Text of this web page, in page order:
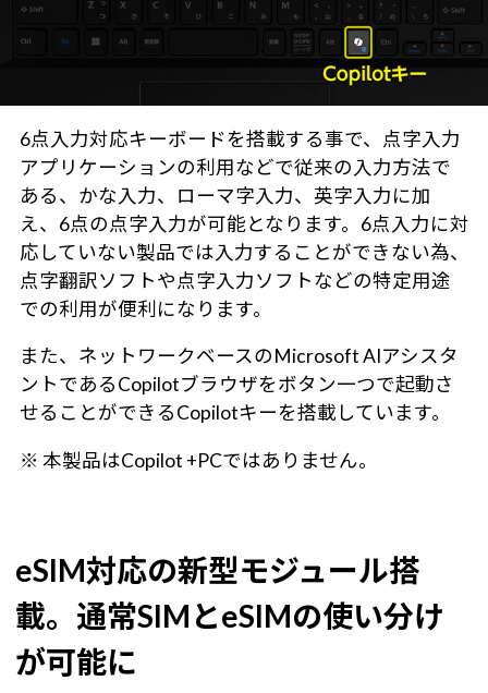
6点入力対応キーボードを搭載する事で、点字入力
アプリケーションの利用などで従来の入力方法で
ある、かな入力、ローマ字入力、英字入力に加
え、6点の点字入力が可能となります。6点入力に対
応していない製品では入力することができない為、
点字翻訳ソフトや点字入力ソフトなどの特定用途
での利用が便利になります。
また、ネットワークベースのMicrosoft AIアシスタ
ントであるCopilotブラウザをボタン一つで起動さ
せることができるCopilotキーを搭載しています。
※ 本製品はCopilot +PCではありません。
eSIM対応の新型モジュール搭
載。 通常SIMとeSIMの使い分け
が可能に